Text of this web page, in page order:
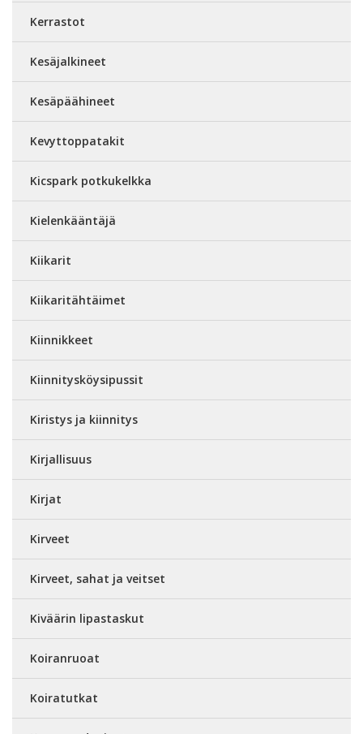
Kerrastot
Kesäjalkineet
Kesäpäähineet
Kevyttoppatakit
Kicspark potkukelkka
Kielenkääntäjä
Kiikarit
Kiikaritähtäimet
Kiinnikkeet
Kiinnitysköysipussit
Kiristys ja kiinnitys
Kirjallisuus
Kirjat
Kirveet
Kirveet, sahat ja veitset
Kiväärin lipastaskut
Koiranruoat
Koiratutkat